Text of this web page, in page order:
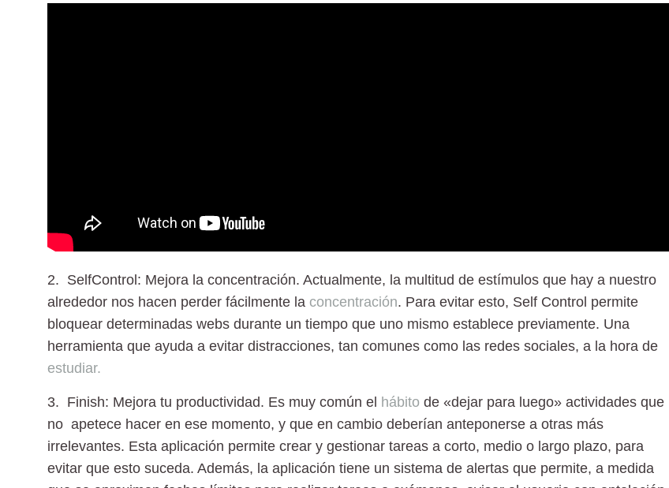
2. SelfControl: Mejora la concentración. Actualmente, la multitud de estímulos que hay a nuestro
alrededor nos hacen perder fácilmente la concentración. Para evitar esto, Self Control permite
bloquear determinadas webs durante un tiempo que uno mismo establece previamente. Una
herramienta que ayuda a evitar distracciones, tan comunes como las redes sociales, a la hora de
estudiar.
3. Finish: Mejora tu productividad. Es muy común el hábito de «dejar para luego» actividades que
no apetece hacer en ese momento, y que en cambio deberían anteponerse a otras más
irrelevantes. Esta aplicación permite crear y gestionar tareas a corto, medio o largo plazo, para
evitar que esto suceda. Además, la aplicación tiene un sistema de alertas que permite, a medida